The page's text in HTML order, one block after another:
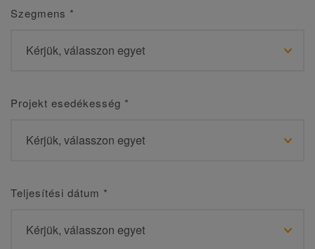
Szegmens *
Projekt esedékesség *
Teljesítési dátum *